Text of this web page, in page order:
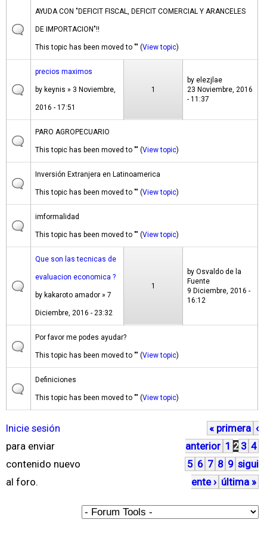
AYUDA CON "DEFICIT FISCAL, DEFICIT COMERCIAL Y ARANCELES
DE IMPORTACION"!!
This topic has been moved to "" (View topic)
precios maximos
by keynis » 3 Noviembre,
2016 - 17:51
1
by elezjlae
23 Noviembre, 2016
- 11:37
PARO AGROPECUARIO
This topic has been moved to "" (View topic)
Inversión Extranjera en Latinoamerica
This topic has been moved to "" (View topic)
imformalidad
This topic has been moved to "" (View topic)
Que son las tecnicas de
evaluacion economica ?
by kakaroto amador » 7
Diciembre, 2016 - 23:32
1
by Osvaldo de la
Fuente
9 Diciembre, 2016 -
16:12
Por favor me podes ayudar?
This topic has been moved to "" (View topic)
Definiciones
This topic has been moved to "" (View topic)
Inicie sesión
para enviar
contenido nuevo
al foro.
P
á
g
« primera ‹
anterior 1 2 3 4
5 6 7 8 9 sigui
ente › última »